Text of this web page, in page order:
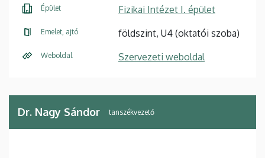
Épület Fizikai Intézet I. épület
Emelet, ajtó földszint, U4 (oktatói szoba)
Weboldal Szervezeti weboldal
Dr. Nagy Sándor tanszékvezető